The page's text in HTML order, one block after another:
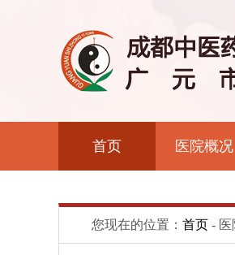
首页 医院概况
您现在的位置： 首页 - 医